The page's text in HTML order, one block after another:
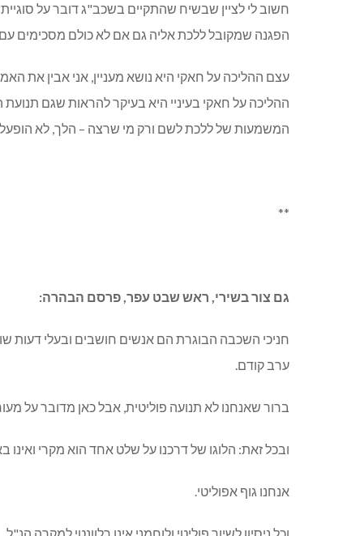
חשוב לי לציין שבשיח שהתקיים בשכב"ג דובר על
הפגנה שמקובל ללכת אליה גם אם לא כולם מסכימים
עצם ההליכה על חאקי היא נושא מעניין, אני אבין את
ההליכה על חאקי בעיניי היא בעיקר להראות שגם
המשמעות של ללכת לשם ורק מי שרצה – הלך, לא
**
גם צור בשירי, ראש שבט עפר, פרסם הבהרה:
חניכי השכבה הבוגרת הם אנשים חושבים ובעלי דעות
ערב קודם.
ברור שאנחנו לא תנועה פוליטית, אבל כאן מדובר על
ובכל זאת: הלוגו של דרכנו על שלט אחד הוא מקרי ואינו
אנחנו גוף אפוליטי.